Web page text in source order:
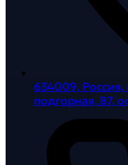
634009, Россия,
подгорная, 87,